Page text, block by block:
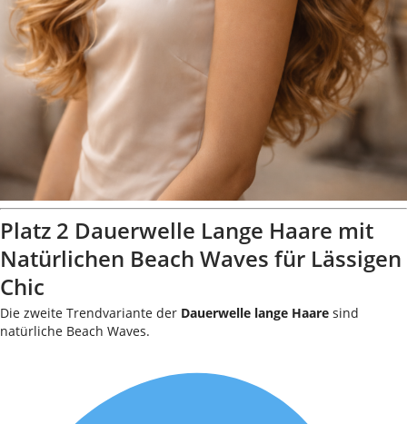
Platz 2 Dauerwelle Lange Haare mit
Natürlichen Beach Waves für Lässigen
Chic
Die zweite Trendvariante der Dauerwelle lange Haare sind
natürliche Beach Waves.